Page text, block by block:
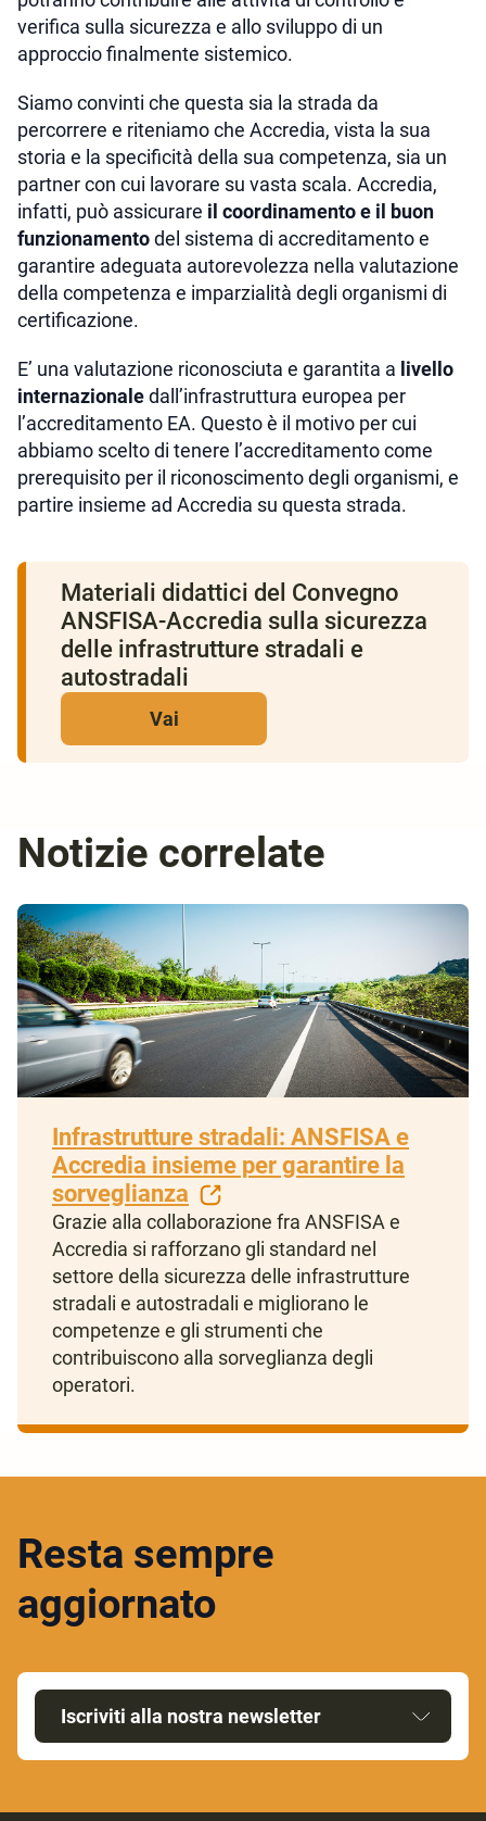
verifica sulla sicurezza e allo sviluppo di un
approccio finalmente sistemico.
Siamo convinti che questa sia la strada da
percorrere e riteniamo che Accredia, vista la sua
storia e la specificità della sua competenza, sia un
partner con cui lavorare su vasta scala. Accredia,
infatti, può assicurare il coordinamento e il buon
funzionamentodel sistema di accreditamento e
garantire adeguata autorevolezza nella valutazione
della competenza e imparzialità degli organismi di
certificazione.
E’ una valutazione riconosciuta e garantita a livello
internazionaledall’infrastruttura europea per
l’accreditamento EA. Questo è il motivo per cui
abbiamo scelto di tenere l’accreditamento come
prerequisito per il riconoscimento degli organismi, e
partire insieme ad Accredia su questa strada.
Materiali didattici del Convegno
ANSFISA-Accredia sulla sicurezza
delle infrastrutture stradali e
autostradali
Vai
Notizie correlate
Infrastrutture stradali: ANSFISA e
Accredia insieme per garantire la
sorveglianza
Grazie alla collaborazione fra ANSFISA e
Accredia si rafforzano gli standard nel
settore della sicurezza delle infrastrutture
stradali e autostradali e migliorano le
competenze e gli strumenti che
contribuiscono alla sorveglianza degli
operatori.
Resta sempre
aggiornato
Iscriviti alla nostra newsletter